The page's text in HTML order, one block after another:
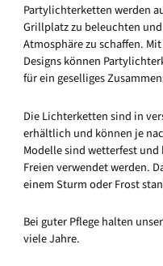
Partylichterketten werden
Grillplatz zu beleuchten
Atmosphäre zu schaffen.
Designs können
für ein geselliges
Die Lichterketten sind in
erhältlich und können je
Modelle sind wetterfest
Freien verwendet werden.
einem Sturm oder Frost
Bei guter Pflege halten
viele Jahre.